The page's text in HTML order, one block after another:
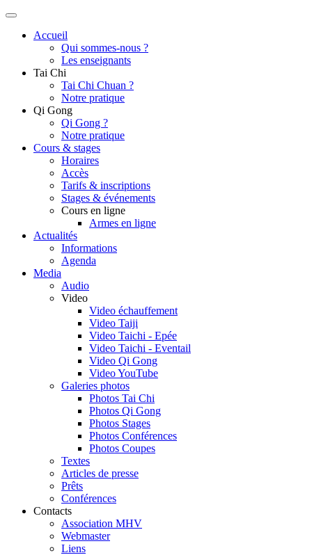
Accueil
Qui sommes-nous ?
Les enseignants
Tai Chi
Tai Chi Chuan ?
Notre pratique
Qi Gong
Qi Gong ?
Notre pratique
Cours & stages
Horaires
Accès
Tarifs & inscriptions
Stages & événements
Cours en ligne
Armes en ligne
Actualités
Informations
Agenda
Media
Audio
Video
Video échauffement
Video Taiji
Video Taichi - Epée
Video Taichi - Eventail
Video Qi Gong
Video YouTube
Galeries photos
Photos Tai Chi
Photos Qi Gong
Photos Stages
Photos Conférences
Photos Coupes
Textes
Articles de presse
Prêts
Conférences
Contacts
Association MHV
Webmaster
Liens